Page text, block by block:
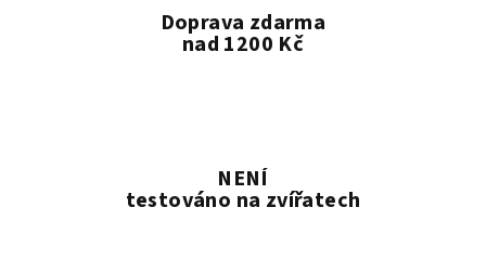
Doprava zdarma
nad 1200 Kč
NENÍ
testováno na zvířatech